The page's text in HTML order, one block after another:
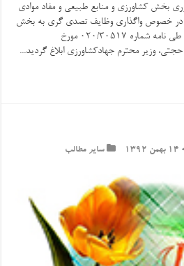
بهره وری بخش کشاورزی و منابع طبیعی و مفاد موادی
در خصوص واگذاری وظایف تصدی گری به بخش
غیردولتی این دستورالعمل تهیه و طی نامه شماره 020/30517 مورخ
سایر مطالب